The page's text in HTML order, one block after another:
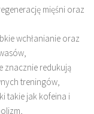
mięśni oraz
wchłanianie oraz
znacznie redukują
treningów,
takie jak kofeina i